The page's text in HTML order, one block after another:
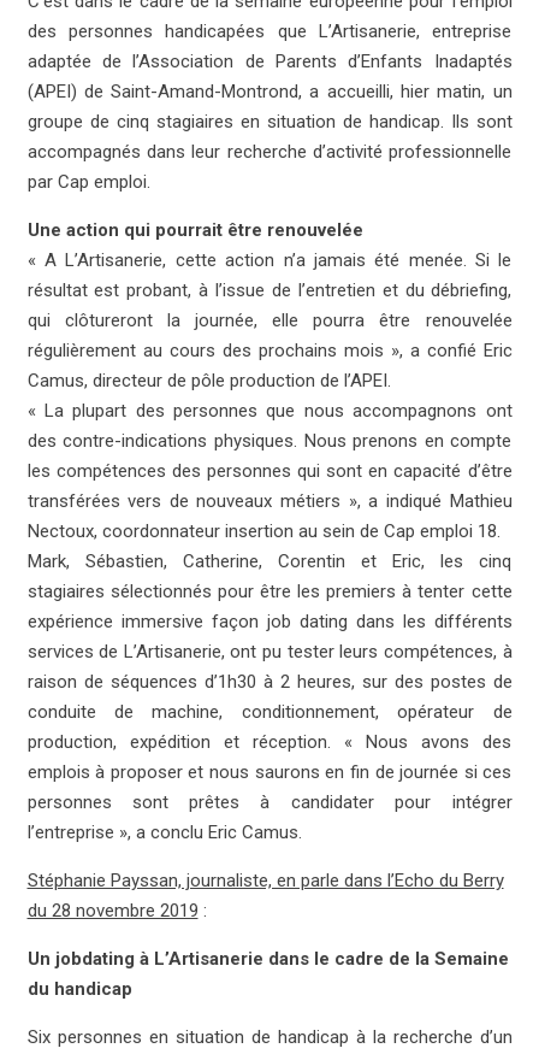
des personnes handicapées que L’Artisanerie, entreprise
adaptée de l’Association de Parents d’Enfants Inadaptés
(APEI) de Saint-Amand-Montrond, a accueilli, hier matin, un
groupe de cinq stagiaires en situation de handicap. Ils sont
accompagnés dans leur recherche d’activité professionnelle
par Cap emploi.
Une action qui pourrait être renouvelée
« A L’Artisanerie, cette action n’a jamais été menée. Si le
résultat est probant, à l’issue de l’entretien et du débriefing,
qui clôtureront la journée, elle pourra être renouvelée
régulièrement au cours des prochains mois », a confié Eric
Camus, directeur de pôle production de l’APEI.
« La plupart des personnes que nous accompagnons ont
des contre-indications physiques. Nous prenons en compte
les compétences des personnes qui sont en capacité d’être
transférées vers de nouveaux métiers », a indiqué Mathieu
Nectoux, coordonnateur insertion au sein de Cap emploi 18.
Mark, Sébastien, Catherine, Corentin et Eric, les cinq
stagiaires sélectionnés pour être les premiers à tenter cette
expérience immersive façon job dating dans les différents
services de L’Artisanerie, ont pu tester leurs compétences, à
raison de séquences d’1h30 à 2 heures, sur des postes de
conduite de machine, conditionnement, opérateur de
production, expédition et réception. « Nous avons des
emplois à proposer et nous saurons en fin de journée si ces
personnes sont prêtes à candidater pour intégrer
l’entreprise », a conclu Eric Camus.
Stéphanie Payssan, journaliste, en parle dans l’Echo du Berry
du 28 novembre 2019 :
Un jobdating à L’Artisanerie dans le cadre de la Semaine
du handicap
Six personnes en situation de handicap à la recherche d’un